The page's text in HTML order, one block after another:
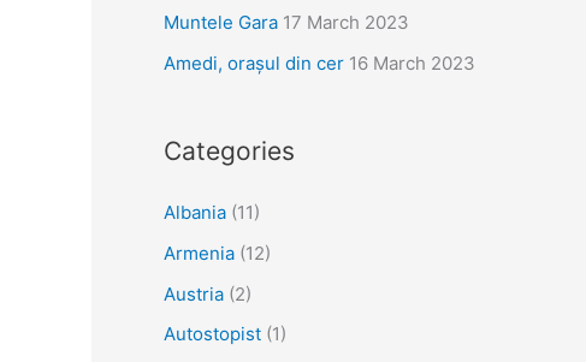
Muntele Gara 17 March 2023
Amedi, orașul din cer 16 March 2023
Categories
Albania(11)
Armenia(12)
Austria(2)
Autostopist(1)